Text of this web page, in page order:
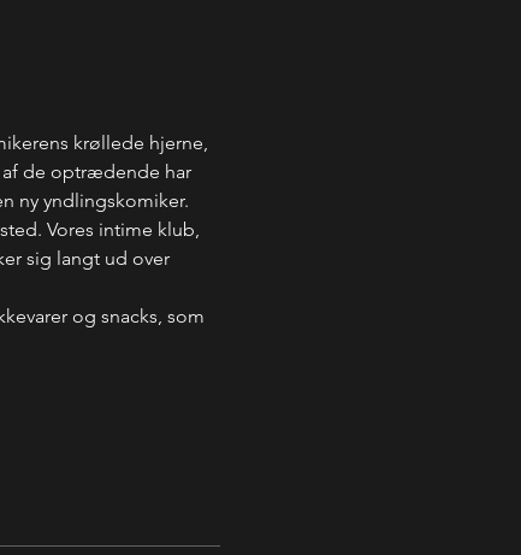
krøllede hjerne,
af de optrædende har
ny yndlingskomiker.
Vores intime klub,
sig langt ud over
og snacks, som